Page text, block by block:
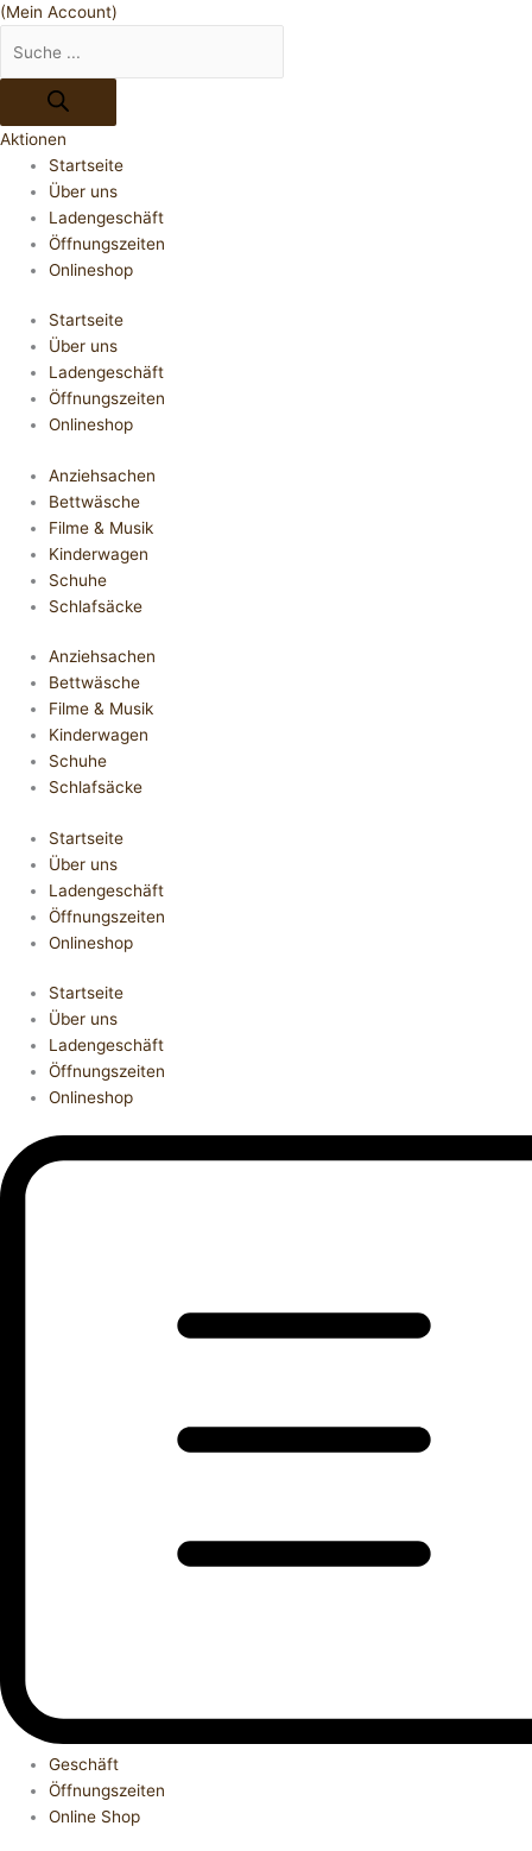
(Mein Account)
Aktionen
Startseite
Über uns
Ladengeschäft
Öffnungszeiten
Onlineshop
Startseite
Über uns
Ladengeschäft
Öffnungszeiten
Onlineshop
Anziehsachen
Bettwäsche
Filme & Musik
Kinderwagen
Schuhe
Schlafsäcke
Anziehsachen
Bettwäsche
Filme & Musik
Kinderwagen
Schuhe
Schlafsäcke
Startseite
Über uns
Ladengeschäft
Öffnungszeiten
Onlineshop
Startseite
Über uns
Ladengeschäft
Öffnungszeiten
Onlineshop
Geschäft
Öffnungszeiten
Online Shop